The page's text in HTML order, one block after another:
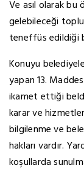
Ve asıl olarak bu
gelebileceği
teneffüs edildiği
Konuyu
yapan 13.
ikamet ettiği
karar ve
bilgilenme ve
hakları vardır.
koşullarda